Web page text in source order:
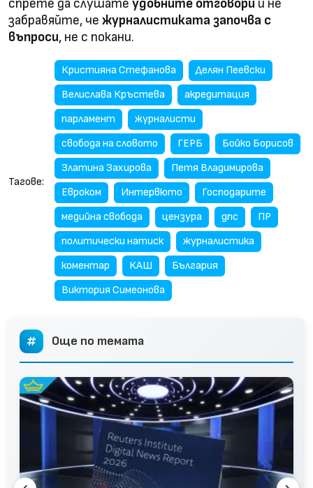
спрете да слушате удобните отговори и не
забравяйте, че журналистиката започва с
въпроси, не с покани.
Тагове:
Кристияна Стефанова
Делян Пеевски
Велислава Кръстева
акредитация
парламент
журналисти
свобода на словото
ГЕРБ
Бойко Борисов
Златина Захирова
Петя Владимирова
Евроком
Интервюто
Господарите
медийна свобода
цензура дпс
ПР
политически натиск
журналистика
коментар
КАШ
България
Виктория Симеонова
Още по темата